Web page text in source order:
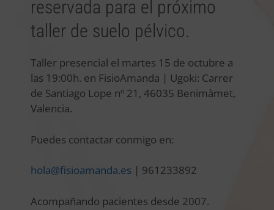
reservada para el próximo
taller de suelo pélvico.
Taller presencial el martes 15 de octubre a
las 19:00h. en FisioAmanda | Ugoki: Carrer
de Santiago Lope nº 21, 46035 Benimàmet,
Valencia.
Puedes contactar conmigo en:
hola@fisioamanda.es | 961233892
Acompañando pacientes desde 2007.